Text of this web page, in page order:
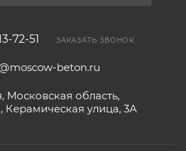
72-51 ЗАКАЗАТЬ ЗВОНОК
beton.ru
Московская область,
Керамическая улица, 3А